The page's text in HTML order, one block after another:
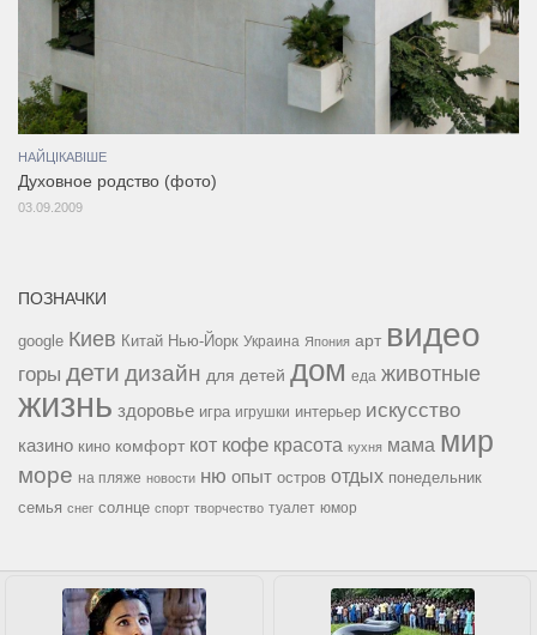
НАЙЦІКАВІШЕ
Духовное родство (фото)
03.09.2009
ПОЗНАЧКИ
google Киев Китай Нью-Йорк Украина Япония арт видео
горы дети дизайн для детей дом еда животные
жизнь здоровье игра игрушки интерьер искусство
казино кино комфорт кот кофе красота кухня мама мир
море на пляже новости ню опыт остров отдых понедельник
семья снег солнце спорт творчество туалет юмор